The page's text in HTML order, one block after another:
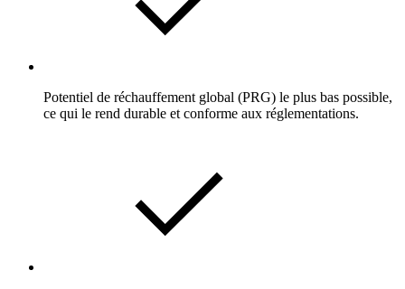
Potentiel de réchauffement global (PRG) le plus bas possible,
ce qui le rend durable et conforme aux réglementations.